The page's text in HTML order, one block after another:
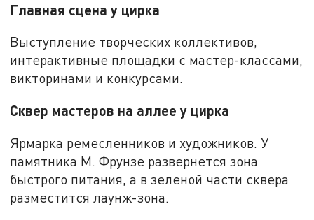
Главная сцена у цирка
Выступление творческих коллективов,
интерактивные площадки с мастер-классами,
викторинами и конкурсами.
Сквер мастеров на аллее у цирка
Ярмарка ремесленников и художников. У
памятника М. Фрунзе развернется зона
быстрого питания, а в зеленой части сквера
разместится лаунж-зона.